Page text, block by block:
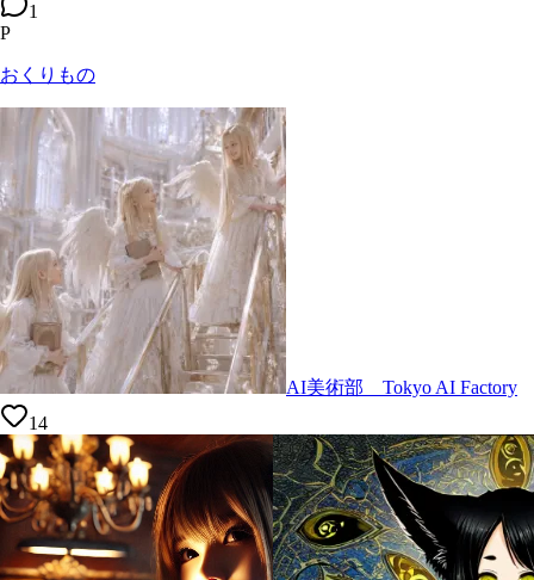
1
P
おくりもの
AI美術部 Tokyo AI Factory
14